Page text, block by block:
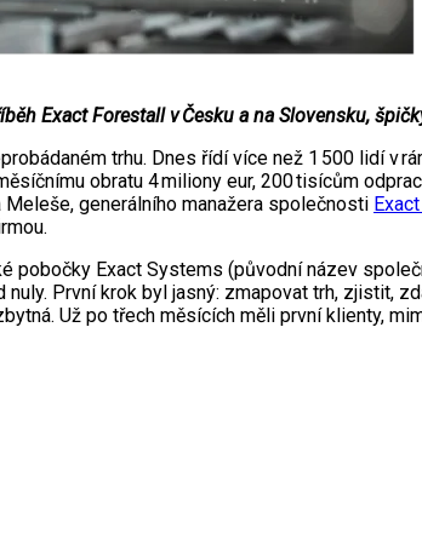
Exact Forestall v Česku a na Slovensku,
trhu. Dnes řídí více než 1 500 lidí
obratu 4 miliony eur, 200 tisícům
generálního manažera společnosti
pobočky Exact Systems (původní název
První krok byl jasný: zmapovat trh, zjistit,
Už po třech měsících měli první klienty,